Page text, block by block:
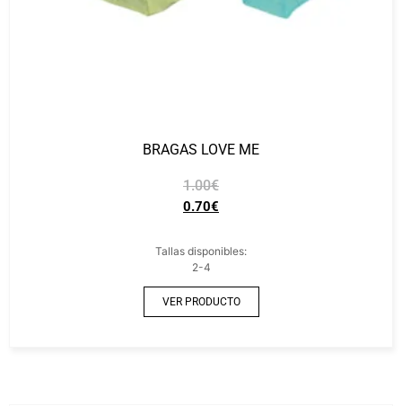
BRAGAS LOVE ME
1.00€
0.70€
Tallas disponibles:
2-4
VER PRODUCTO